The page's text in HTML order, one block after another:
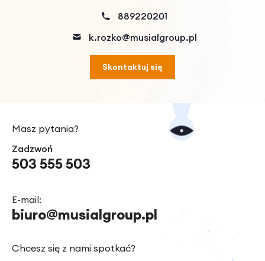
503522503
pawel@musialgroup.pl
Skontaktuj się
Masz pytania?
Zadzwoń
503 555 503
E-mail:
biuro@musialgroup.pl
Chcesz się z nami spotkać?